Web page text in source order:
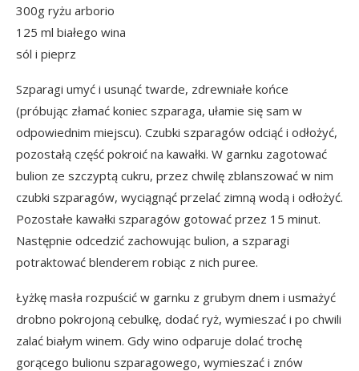
300g ryżu arborio
125 ml białego wina
sól i pieprz
Szparagi umyć i usunąć twarde, zdrewniałe końce
(próbując złamać koniec szparaga, ułamie się sam w
odpowiednim miejscu). Czubki szparagów odciąć i odłożyć,
pozostałą część pokroić na kawałki. W garnku zagotować
bulion ze szczyptą cukru, przez chwilę zblanszować w nim
czubki szparagów, wyciągnąć przelać zimną wodą i odłożyć.
Pozostałe kawałki szparagów gotować przez 15 minut.
Następnie odcedzić zachowując bulion, a szparagi
potraktować blenderem robiąc z nich puree.
Łyżkę masła rozpuścić w garnku z grubym dnem i usmażyć
drobno pokrojoną cebulkę, dodać ryż, wymieszać i po chwili
zalać białym winem. Gdy wino odparuje dolać trochę
gorącego bulionu szparagowego, wymieszać i znów